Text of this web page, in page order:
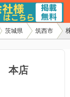
茨城県 筑西市
本店